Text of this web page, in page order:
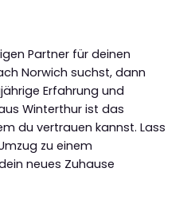
Partner für deinen
Norwich suchst, dann
Erfahrung und
Winterthur ist das
du vertrauen kannst. Lass
zu einem
neues Zuhause